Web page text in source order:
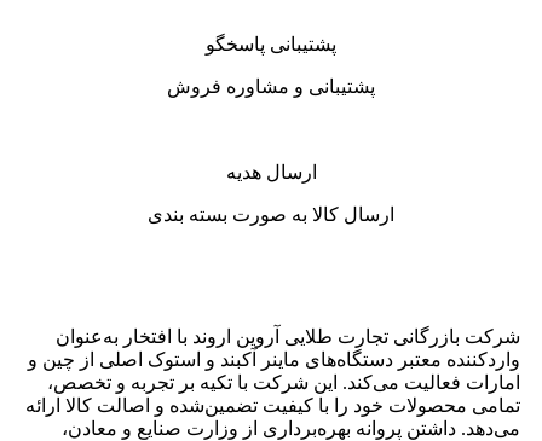
پشتیبانی پاسخگو
پشتیبانی و مشاوره فروش
ارسال هدیه
ارسال کالا به صورت بسته بندی
شرکت بازرگانی تجارت طلایی آروین اروند با افتخار به‌عنوان
واردکننده معتبر دستگاه‌های ماینر آکبند و استوک اصلی از چین و
امارات فعالیت می‌کند. این شرکت با تکیه بر تجربه و تخصص،
تمامی محصولات خود را با کیفیت تضمین‌شده و اصالت کالا ارائه
می‌دهد. داشتن پروانه بهره‌برداری از وزارت صنایع و معادن،